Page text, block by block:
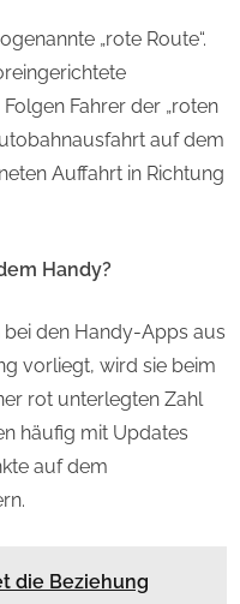
„rote Route“.
Fahrer der „roten
auf dem
Auffahrt in Richtung
Handy?
den Handy-Apps aus
vorliegt, wird sie beim
rot unterlegten Zahl
häufig mit Updates
auf dem
die Beziehung